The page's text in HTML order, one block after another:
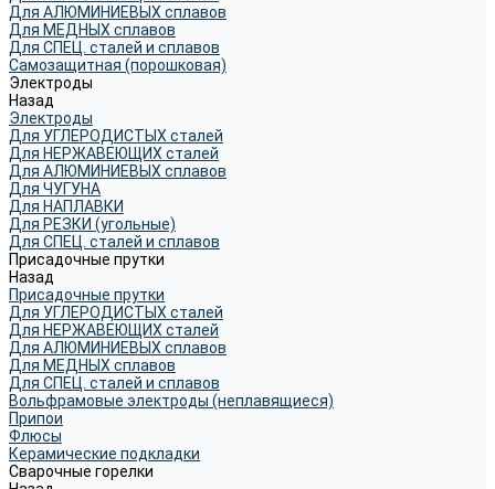
Для АЛЮМИНИЕВЫХ сплавов
Для МЕДНЫХ сплавов
Для СПЕЦ. сталей и сплавов
Самозащитная (порошковая)
Электроды
Назад
Электроды
Для УГЛЕРОДИСТЫХ сталей
Для НЕРЖАВЕЮЩИХ сталей
Для АЛЮМИНИЕВЫХ сплавов
Для ЧУГУНА
Для НАПЛАВКИ
Для РЕЗКИ (угольные)
Для СПЕЦ. сталей и сплавов
Присадочные прутки
Назад
Присадочные прутки
Для УГЛЕРОДИСТЫХ сталей
Для НЕРЖАВЕЮЩИХ сталей
Для АЛЮМИНИЕВЫХ сплавов
Для МЕДНЫХ сплавов
Для СПЕЦ. сталей и сплавов
Вольфрамовые электроды (неплавящиеся)
Припои
Флюсы
Керамические подкладки
Сварочные горелки